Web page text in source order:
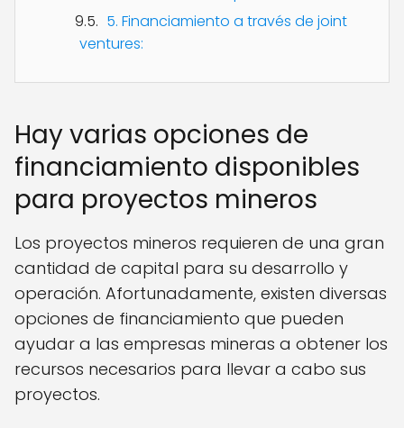
5. Financiamiento a través de joint
ventures:
Hay varias opciones de
financiamiento disponibles
para proyectos mineros
Los proyectos mineros requieren de una gran
cantidad de capital para su desarrollo y
operación. Afortunadamente, existen diversas
opciones de financiamiento que pueden
ayudar a las empresas mineras a obtener los
recursos necesarios para llevar a cabo sus
proyectos.